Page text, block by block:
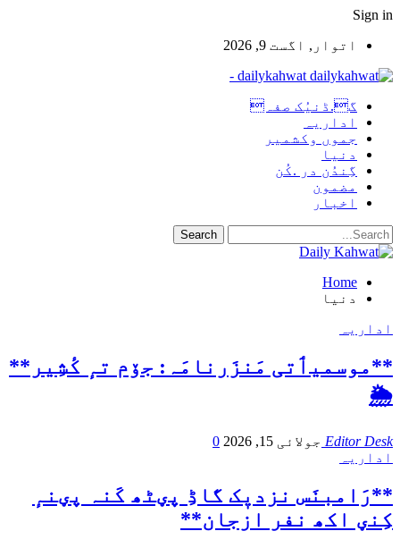
Sign in
اتوار, اگست 9, 2026
dailykahwat -
گ.ڈنیُک صفہ
اداریہ
جموں وکشمیر
دنیا
گِندُن در .کُن
مضمون
اخبار
Home
دنیا
اداریہ
**موسمیٲتی مَنزَرنامَہ: جۆم تہٕ کٔشِیر**
🌦️
Editor Desk جولائی 15, 2026
0
اداریہ
**رَامبنَس نزدیٖک گاڈِ پؠٹھ کَنہ پؠنہٕ
کِنؠ اکھ نفر ازجان**